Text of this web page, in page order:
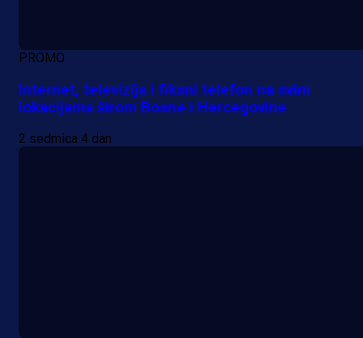
PROMO
Internet, televizija i fiksni telefon na svim
lokacijama širom Bosne i Hercegovine
2 sedmica 4 dan